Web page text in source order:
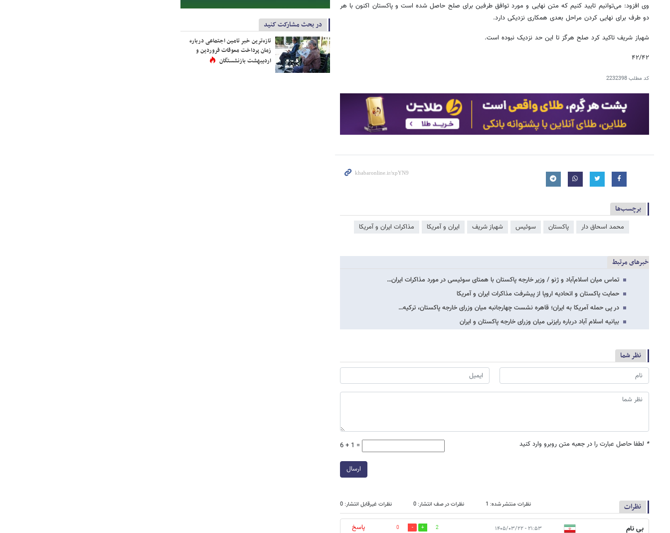
وی افزود: می‌توانیم تایید کنیم که متن نهایی و مورد توافق طرفین برای صلح حاصل شده است و پاکستان اکنون با هر
دو طرف برای نهایی کردن مراحل بعدی همکاری نزدیکی دارد.
شهباز شریف تاکید کرد صلح هرگز تا این حد نزدیک نبوده است.
۴۲/۴۲
کد مطلب2232398
برچسب‌ها
محمد اسحاق دار پاکستان سوئیس شهباز شریف ایران و آمریکا مذاکرات ایران و آمریکا
خبرهای مرتبط
تماس میان اسلام‌آباد و ژنو / وزیر خارجه پاکستان با همتای سوئیسی در مورد مذاکرات ایران…
حمایت پاکستان و اتحادیه اروپا از پیشرفت مذاکرات ایران و آمریکا
در پی حمله آمریکا به ایران؛ قاهره نشست چهارجانبه میان وزرای خارجه پاکستان، ترکیه…
بیانیه اسلام آباد درباره رایزنی میان وزرای خارجه پاکستان و ایران
نظر شما
* لطفا حاصل عبارت را در جعبه متن روبرو وارد کنید 6 + 1 =
ارسال
نظرات نظرات منتشر شده: 1 نظرات در صف انتشار: 0 نظرات غیرقابل انتشار: 0
بی نام ۲۱:۵۳ - ۱۴۰۵/۰۳/۲۲ 2
0 پاسخ
در بحث مشارکت کنید
تازه‌ترین خبر تامین اجتماعی درباره
زمان پرداخت معوقات فروردین و
اردیبهشت بازنشستگان